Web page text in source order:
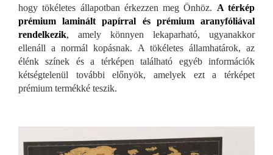
hogy tökéletes állapotban érkezzen meg Önhöz. A térkép
prémium laminált papírral és prémium aranyfóliával
rendelkezik, amely könnyen lekaparható, ugyanakkor
ellenáll a normál kopásnak. A tökéletes államhatárok, az
élénk színek és a térképen található egyéb információk
kétségtelenül további előnyök, amelyek ezt a térképet
prémium termékké teszik.